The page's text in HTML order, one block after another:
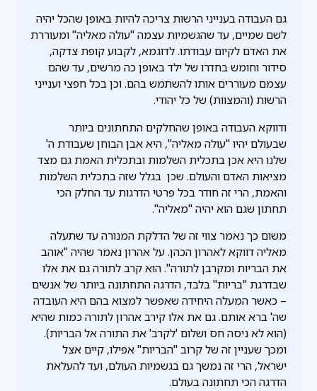
גם העבודה בענייני הרשות צריכה להיות באופן שהכל יהיה
לשם שמיים, עד שהגשמיות עצמה "עולה מאליה" ומעוררת
את האדם לקיום עבודתו. לדוגמא, לקבוע קופת צדקה,
סידור וחומש בחדרו של ילד באופן כה מרשים, עד שהם
עצמם מעוררים אותו להשתמש בהם. וכן בכל חפצי וענייני
הרשות (והמצוות) של כל יהודי.
ודווקא העבודה באופן שהחלקים התחתונים ביותר
שבעולם יהיו "עולה מאליה", היא אבן הבוחן שעבודת ה'
שלנו היא אכן בתכלית השלמות ובתכלית האמת גם מצד
מציאות האדם והעולם. שכן בגלל שזה בתכלית השלמות
והאמת, הרי זה חודר בכל פרטי הדרגות עד החלק הכי
תחתון שגם הוא יהיה "מאליה".
משום כך נאמר צווי זה של הדלקת המנורה עד שתעלה
מאליה דווקא לאהרון הכהן. על אהרון נאמר שהיה "אוהב
את הבריות ומקרבן לתורה". הוא קרב לתורה גם את אלו
שבדרגת "בריות" בלבד, הדרגה התחתונה ביותר של אנשים
– כאשר המעלה היחידה שאפשר למצוא בהם היא העובדה
שה' ברא אותם. גם את אלו קירב אהרון לתורה כמות שהיא
(הוא לא ניסה חס ושלום 'לקרב' את התורה אל הבריות).
ומכך שעניין זה של קרוב "הבריות" אפילו, קיים אצל
ישראל, הרי זה נמשך גם בגשמיות העולם, ועד להעלאת
הדרגה הכי תחתונה בעולם.